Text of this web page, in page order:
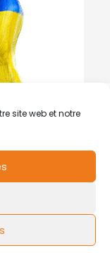
site web et notre